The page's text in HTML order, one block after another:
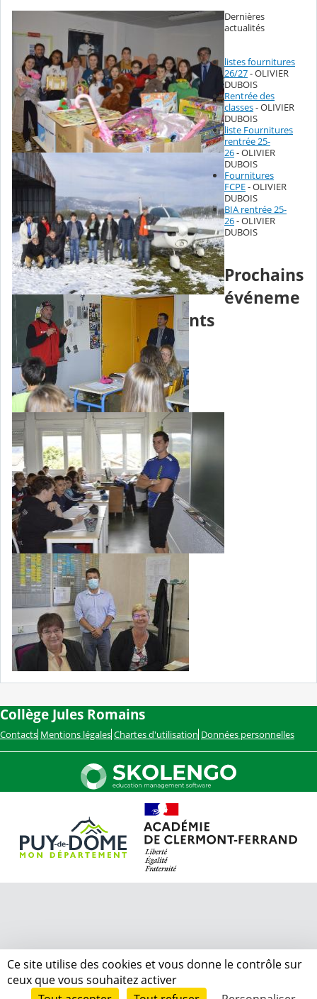
Dernières
actualités
listes fournitures
26/27- OLIVIER
DUBOIS
Rentrée des
classes- OLIVIER
DUBOIS
liste Fournitures
rentrée 25-
26- OLIVIER
DUBOIS
Fournitures
FCPE- OLIVIER
DUBOIS
BIA rentrée 25-
26- OLIVIER
DUBOIS
Prochains
événeme
nts
Collège Jules Romains
Contacts Mentions légales Chartes d'utilisation Données personnelles
Ce site utilise des cookies et vous donne le contrôle sur
ceux que vous souhaitez activer